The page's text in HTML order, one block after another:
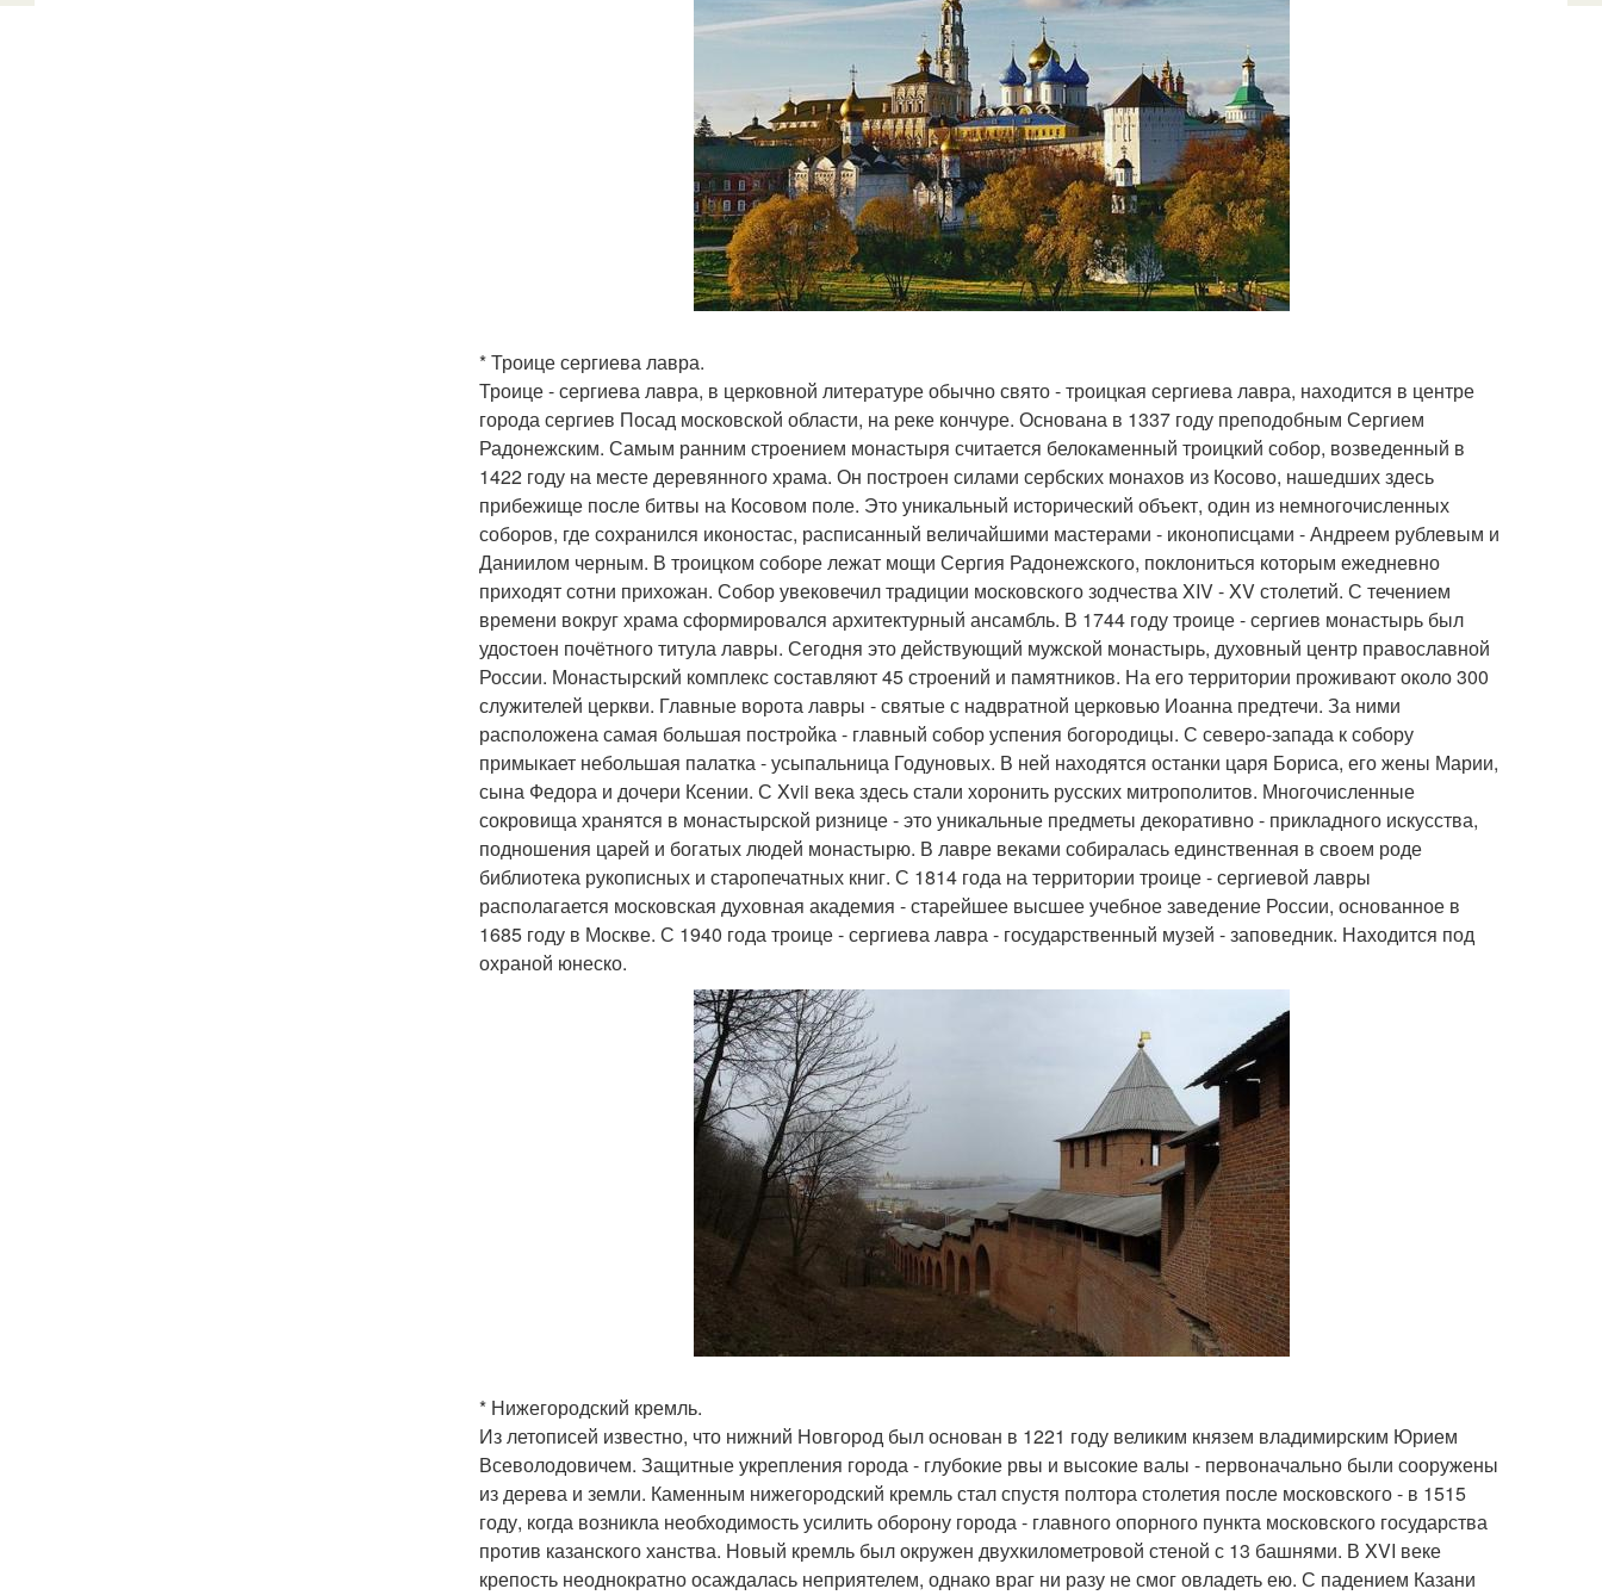
* Троице сергиева лавра.
Троице - сергиева лавра, в церковной литературе обычно свято - троицкая сергиева лавра, находится в центре
города сергиев Посад московской области, на реке кончуре. Основана в 1337 году преподобным Сергием
Радонежским. Самым ранним строением монастыря считается белокаменный троицкий собор, возведенный в
1422 году на месте деревянного храма. Он построен силами сербских монахов из Косово, нашедших здесь
прибежище после битвы на Косовом поле. Это уникальный исторический объект, один из немногочисленных
соборов, где сохранился иконостас, расписанный величайшими мастерами - иконописцами - Андреем рублевым и
Даниилом черным. В троицком соборе лежат мощи Сергия Радонежского, поклониться которым ежедневно
приходят сотни прихожан. Собор увековечил традиции московского зодчества XIV - XV столетий. С течением
времени вокруг храма сформировался архитектурный ансамбль. В 1744 году троице - сергиев монастырь был
удостоен почётного титула лавры. Сегодня это действующий мужской монастырь, духовный центр православной
России. Монастырский комплекс составляют 45 строений и памятников. На его территории проживают около 300
служителей церкви. Главные ворота лавры - святые с надвратной церковью Иоанна предтечи. За ними
расположена самая большая постройка - главный собор успения богородицы. С северо-запада к собору
примыкает небольшая палатка - усыпальница Годуновых. В ней находятся останки царя Бориса, его жены Марии,
сына Федора и дочери Ксении. С Xvii века здесь стали хоронить русских митрополитов. Многочисленные
сокровища хранятся в монастырской ризнице - это уникальные предметы декоративно - прикладного искусства,
подношения царей и богатых людей монастырю. В лавре веками собиралась единственная в своем роде
библиотека рукописных и старопечатных книг. С 1814 года на территории троице - сергиевой лавры
располагается московская духовная академия - старейшее высшее учебное заведение России, основанное в
1685 году в Москве. С 1940 года троице - сергиева лавра - государственный музей - заповедник. Находится под
охраной юнеско.
* Нижегородский кремль.
Из летописей известно, что нижний Новгород был основан в 1221 году великим князем владимирским Юрием
Всеволодовичем. Защитные укрепления города - глубокие рвы и высокие валы - первоначально были сооружены
из дерева и земли. Каменным нижегородский кремль стал спустя полтора столетия после московского - в 1515
году, когда возникла необходимость усилить оборону города - главного опорного пункта московского государства
против казанского ханства. Новый кремль был окружен двухкилометровой стеной с 13 башнями. В XVI веке
крепость неоднократно осаждалась неприятелем, однако враг ни разу не смог овладеть ею. С падением Казани